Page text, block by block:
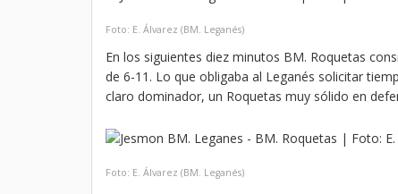
Foto: E. Álvarez (BM. Leganés)
En los siguientes diez minutos BM. Roquetas
de 6-11. Lo que obligaba al Leganés solicitar
claro dominador, un Roquetas muy sólido en
Foto: E. Álvarez (BM. Leganés)